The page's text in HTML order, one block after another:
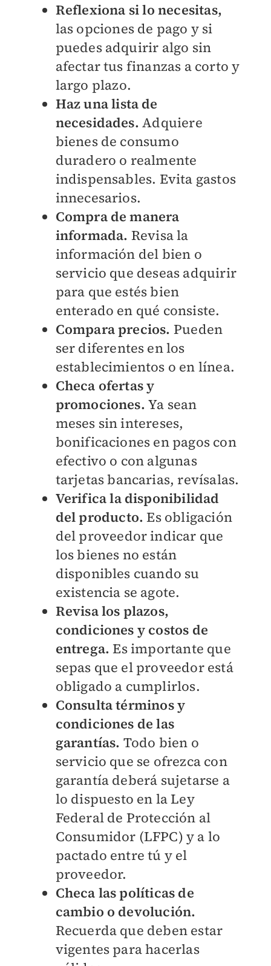
Reflexiona si lo necesitas,
las opciones de pago y si
puedes adquirir algo sin
afectar tus finanzas a corto y
largo plazo.
Haz una lista de
necesidades. Adquiere
bienes de consumo
duradero o realmente
indispensables. Evita gastos
innecesarios.
Compra de manera
informada. Revisa la
información del bien o
servicio que deseas adquirir
para que estés bien
enterado en qué consiste.
Compara precios. Pueden
ser diferentes en los
establecimientos o en línea.
Checa ofertas y
promociones.Ya sean
meses sin intereses,
bonificaciones en pagos con
efectivo o con algunas
tarjetas bancarias, revísalas.
Verifica la disponibilidad
del producto. Es obligación
del proveedor indicar que
los bienes no están
disponibles cuando su
existencia se agote.
Revisa los plazos,
condiciones y costos de
entrega. Es importante que
sepas que el proveedor está
obligado a cumplirlos.
Consulta términos y
condiciones de las
garantías. Todo bien o
servicio que se ofrezca con
garantía deberá sujetarse a
lo dispuesto en la Ley
Federal de Protección al
Consumidor (LFPC) y a lo
pactado entre tú y el
proveedor.
Checa las políticas de
cambio o devolución.
Recuerda que deben estar
vigentes para hacerlas